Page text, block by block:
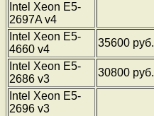
Intel Xeon E5-
2697A v4
Intel Xeon E5-
4660 v4
35600 руб.
Intel Xeon E5-
2686 v3
30800 руб.
Intel Xeon E5-
2696 v3